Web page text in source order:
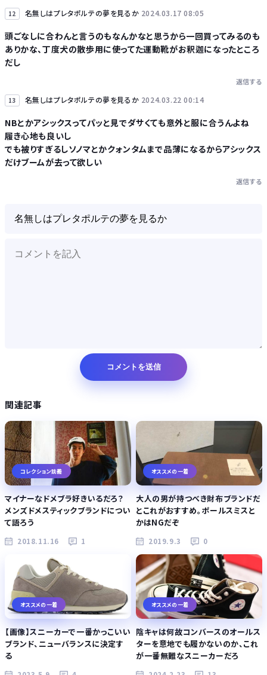
12 名無しはプレタポルテの夢を見るか 2024.03.17 08:05
頭ごなしに合わんと言うのもなんかなと思うから一回買ってみるのも
ありかな、丁度犬の散歩用に使ってた運動靴がお釈迦になったところ
だし
返信する
13 名無しはプレタポルテの夢を見るか 2024.03.22 00:14
NBとかアシックスってパッと見でダサくても意外と服に合うんよね
履き心地も良いし
でも被りすぎるしソノマとかクォンタムまで品薄になるからアシックス
だけブームが去って欲しい
返信する
関連記事
コレクション談義
マイナーなドメブラ好きいるだろ？
メンズドメスティックブランドについ
て語ろう
2018.11.16 1
オススメの一着
大人の男が持つべき財布ブランドだ
とこれがおすすめ。ポールスミスと
かはNGだぞ
2019.9.3 0
オススメの一着
【画像】スニーカーで一番かっこいい
ブランド、ニューバランスに決定す
る
オススメの一着
陰キャは何故コンバースのオールス
ターを意地でも履かないのか、これ
が一番無難なスニーカーだろ